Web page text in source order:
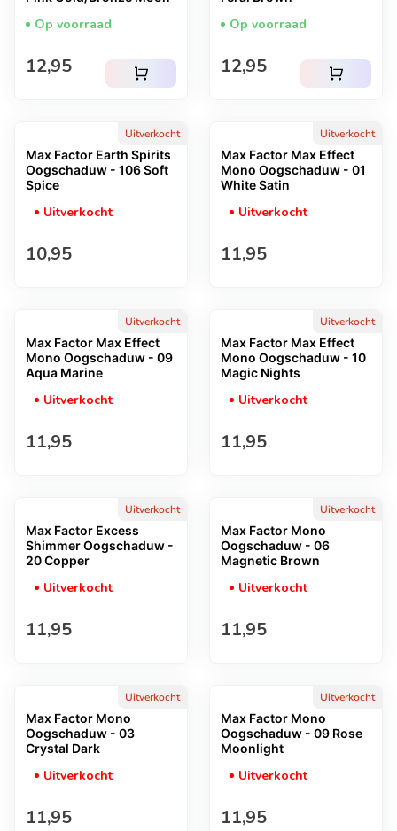
Op voorraad
Normale prijs
12,95 shopping_cart
Op voorraad
Normale prijs
12,95 shopping_cart
Uitverkocht
Max Factor Earth Spirits
Oogschaduw - 106 Soft
Spice
Uitverkocht
Normale prijs
10,95
Uitverkocht
Max Factor Max Effect
Mono Oogschaduw - 01
White Satin
Uitverkocht
Normale prijs
11,95
Uitverkocht
Max Factor Max Effect
Mono Oogschaduw - 09
Aqua Marine
Uitverkocht
Normale prijs
11,95
Uitverkocht
Max Factor Max Effect
Mono Oogschaduw - 10
Magic Nights
Uitverkocht
Normale prijs
11,95
Uitverkocht
Max Factor Excess
Shimmer Oogschaduw -
20 Copper
Uitverkocht
Normale prijs
11,95
Uitverkocht
Max Factor Mono
Oogschaduw - 06
Magnetic Brown
Uitverkocht
Normale prijs
11,95
Uitverkocht
Max Factor Mono
Oogschaduw - 03
Crystal Dark
Uitverkocht
Normale prijs
11,95
Uitverkocht
Max Factor Mono
Oogschaduw - 09 Rose
Moonlight
Uitverkocht
Normale prijs
11,95